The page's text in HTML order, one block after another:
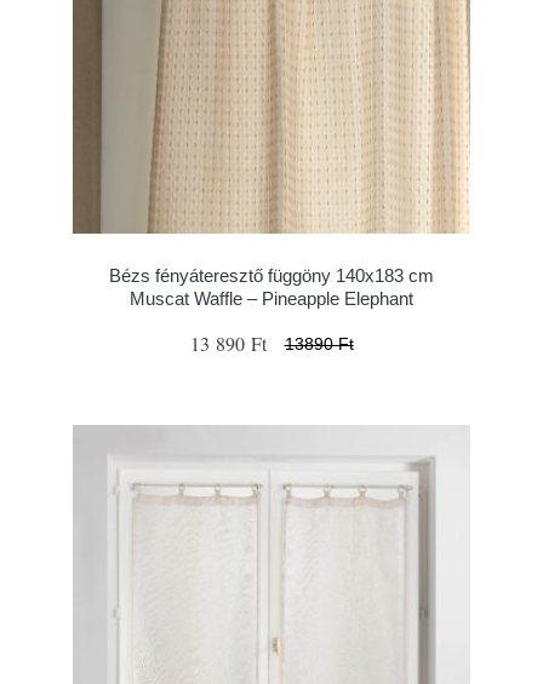
Bézs fényáteresztő függöny 140x183 cm
Muscat Waffle – Pineapple Elephant
13 890 Ft 13890 Ft